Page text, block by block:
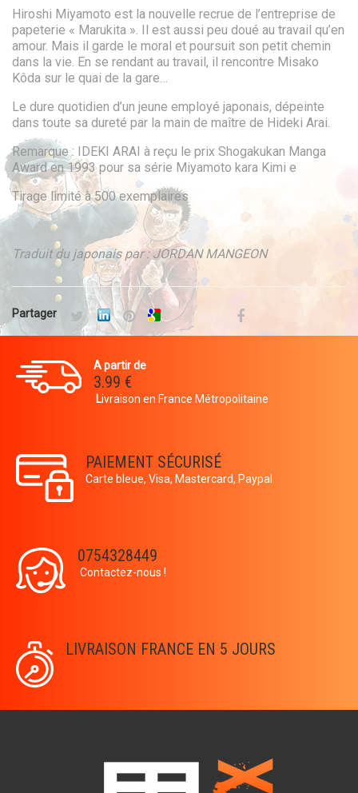
Hiroshi Miyamoto est la nouvelle recrue de l’entreprise de
papeterie « Marukita ». Il est aussi peu doué au travail qu’en
amour. Mais il garde le moral et poursuit son petit chemin
dans la vie. En se rendant au travail, il rencontre Misako
Kôda sur le quai de la gare…
Le dure quotidien d’un jeune employé japonais, dépeinte
dans toute sa dureté par la main de maître de Hideki Arai.
Remarque : IDEKI ARAI à reçu le prix Shogakukan Manga
Award en 1993 pour sa série Miyamoto kara Kimi e
Tirage limité à 500 exemplaires
Traduit du japonais par : JORDAN MANGEON
Partager
A partir de
3.99 €
Livraison en France Métropolitaine
PAIEMENT SÉCURISÉ
Carte bleue, Visa, Mastercard, Paypal
0754328449
Contactez-nous !
LIVRAISON FRANCE EN 5 JOURS